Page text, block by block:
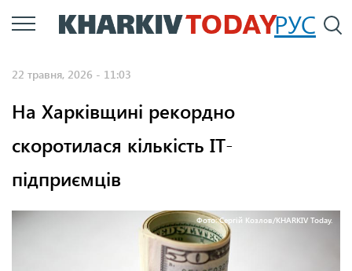
Перейти
до
РУС
22 травня, 2026 - 11:03
На Харківщині рекордно
скоротилася кількість ІТ-
підприємців
Фото: Сергій Козлов/KHARKIV Today.